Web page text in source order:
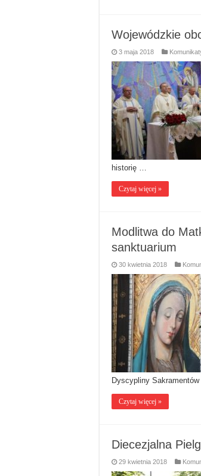
Wojewódzkie
3 maja 2018
historię …
Czytaj więcej »
Modlitwa do
sanktuarium
30 kwietnia 2018
Dyscypliny
Czytaj więcej »
Diecezjalna
29 kwietnia 2018